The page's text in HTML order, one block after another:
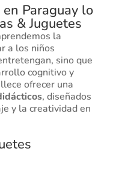
Paraguay lo
& Juguetes
la
a los niños
sino que
cognitivo y
ofrecer una
, diseñados
y la creatividad en